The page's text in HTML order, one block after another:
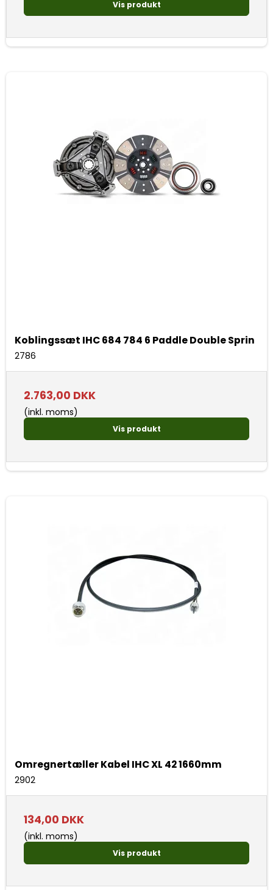
Vis produkt
Koblingssæt IHC 684 784 6 Paddle Double Sprin
2786
2.763,00 DKK
(inkl. moms)
Vis produkt
Omregnertæller Kabel IHC XL 42 1660mm
2902
134,00 DKK
(inkl. moms)
Vis produkt